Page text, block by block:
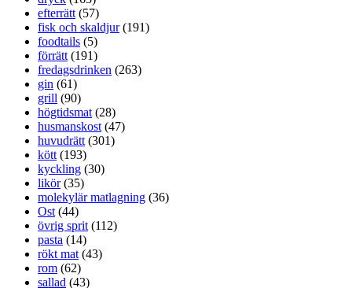
efterrätt (57)
fisk och skaldjur(191)
foodtails (5)
förrätt (191)
fredagsdrinken (263)
gin (61)
grill (90)
högtidsmat (28)
husmanskost (47)
huvudrätt (301)
kött (193)
kyckling (30)
likör(35)
molekylär matlagning (36)
Ost (44)
övrig sprit (112)
pasta (14)
rökt mat (43)
rom (62)
sallad (43)